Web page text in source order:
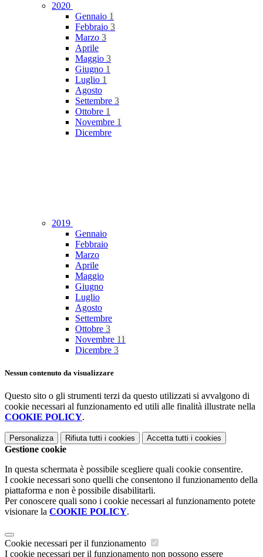
2020
Gennaio 1
Febbraio 3
Marzo 3
Aprile
Maggio 3
Giugno 1
Luglio 1
Agosto
Settembre 3
Ottobre 1
Novembre 1
Dicembre
2019
Gennaio
Febbraio
Marzo
Aprile
Maggio
Giugno
Luglio
Agosto
Settembre
Ottobre 3
Novembre 11
Dicembre 3
Nessun contenuto da visualizzare
Questo sito o gli strumenti terzi da questo utilizzati si avvalgono di
cookie necessari al funzionamento ed utili alle finalità illustrate nella
COOKIE POLICY.
Personalizza Rifiuta tutti i cookies Accetta tutti i cookies
Gestione cookie
In questa schermata è possibile scegliere quali cookie consentire.
I cookie necessari sono quelli che consentono il funzionamento della
piattaforma e non è possibile disabilitarli.
Per conoscere quali sono i cookie necessari al funzionamento potete
visionare la COOKIE POLICY.
Cookie necessari per il funzionamento
I cookie necessari per il funzionamento non possono essere